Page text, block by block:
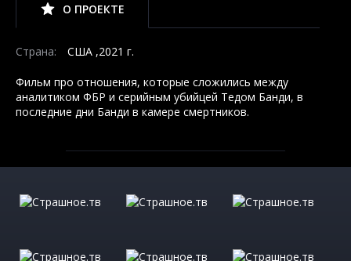
О ПРОЕКТЕ
Страна: США ,2021 г.
Фильм про отношения, которые сложились между
аналитиком ФБР и серийным убийцей Тедом Банди, в
последние дни Банди в камере смертников.